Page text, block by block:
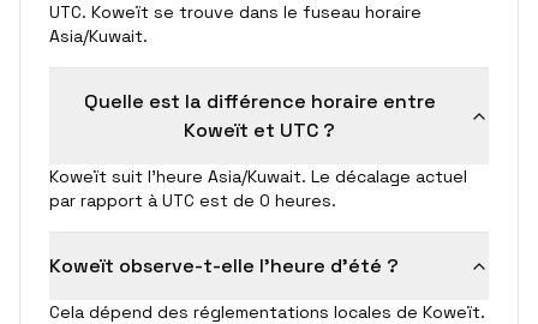
UTC. Koweït se trouve dans le fuseau horaire
Asia/Kuwait.
Quelle est la différence horaire entre
Koweït et UTC ?
Koweït suit l'heure Asia/Kuwait. Le décalage actuel
par rapport à UTC est de 0 heures.
Koweït observe-t-elle l'heure d'été ?
Cela dépend des réglementations locales de Koweït.